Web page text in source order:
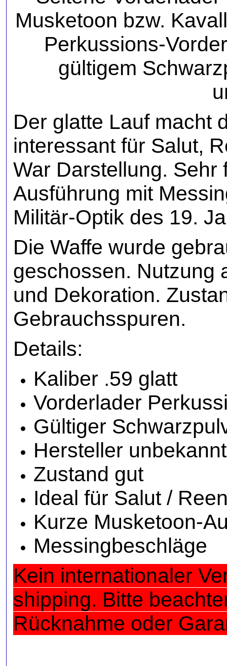
Musketoon bzw.
Perkussions-
gültigem
Der glatte Lauf macht
interessant für Salut,
War Darstellung.
Ausführung mit
Militär-Optik des 19.
Die Waffe wurde
geschossen. Nutzung
und Dekoration.
Gebrauchsspuren.
Details:
Kaliber .59 glatt
Vorderlader
Gültiger
Hersteller unbekannt
Zustand gut
Ideal für Salut /
Kurze Musketoon-
Messingbeschläge
Kein internationaler
shipping. Bitte
Rücknahme oder